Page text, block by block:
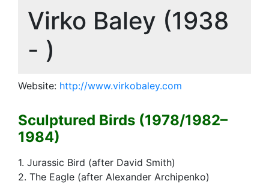
Virko Baley (1938
- )
Website: http://www.virkobaley.com
Sculptured Birds (1978/1982–
1984)
1. Jurassic Bird (after David Smith)
2. The Eagle (after Alexander Archipenko)